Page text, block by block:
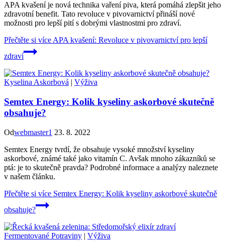
APA kvašení je nová technika vaření piva, která pomáhá zlepšit jeho
zdravotní benefit. Tato revoluce v pivovarnictví přináší nové
možnosti pro lepší pití s dobrými vlastnostmi pro zdraví.
Přečtěte si více APA kvašení: Revoluce v pivovarnictví pro lepší
zdraví
Kyselina Askorbová | Výživa
Semtex Energy: Kolik kyseliny askorbové skutečně
obsahuje?
Odwebmaster1 23. 8. 2022
Semtex Energy tvrdí, že obsahuje vysoké množství kyseliny
askorbové, známé také jako vitamín C. Avšak mnoho zákazníků se
ptá: je to skutečně pravda? Podrobné informace a analýzy naleznete
v našem článku.
Přečtěte si více Semtex Energy: Kolik kyseliny askorbové skutečně
obsahuje?
Fermentované Potraviny | Výživa